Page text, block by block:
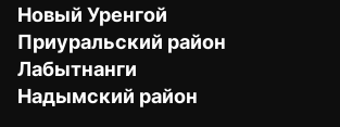
Новый Уренгой
Приуральский район
Лабытнанги
Надымский район